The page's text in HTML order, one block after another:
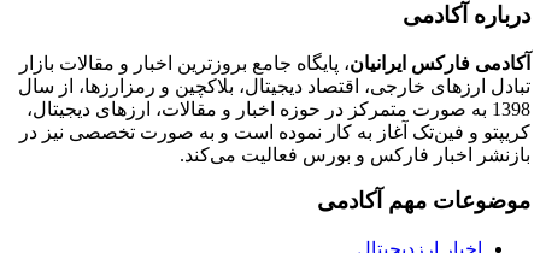
درباره آکادمی
آکادمی فارکس ایرانیان، پایگاه جامع بروزترین اخبار و مقالات بازار
تبادل ارزهای خارجی، اقتصاد دیجیتال، بلاکچین و رمزارزها، از سال
1398 به صورت متمرکز در حوزه اخبار و مقالات، ارزهای‌ دیجیتال،
کریپتو و فین‌تک آغاز به کار نموده است و به صورت تخصصی نیز در
بازنشر اخبار فارکس و بورس فعالیت می‌کند.
موضوعات مهم آکادمی
اخبار ارزدیجیتال